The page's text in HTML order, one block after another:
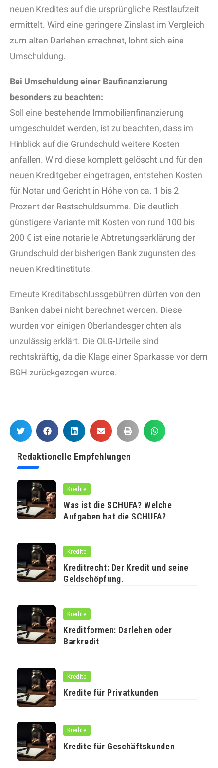
neuen Kredites auf die ursprüngliche Restlaufzeit
ermittelt. Wird eine geringere Zinslast im Vergleich
zum alten Darlehen errechnet, lohnt sich eine
Umschuldung.
Bei Umschuldung einer Baufinanzierung
besonders zu beachten:
Soll eine bestehende Immobilienfinanzierung
umgeschuldet werden, ist zu beachten, dass im
Hinblick auf die Grundschuld weitere Kosten
anfallen. Wird diese komplett gelöscht und für den
neuen Kreditgeber eingetragen, entstehen Kosten
für Notar und Gericht in Höhe von ca. 1 bis 2
Prozent der Restschuldsumme. Die deutlich
günstigere Variante mit Kosten von rund 100 bis
200 € ist eine notarielle Abtretungserklärung der
Grundschuld der bisherigen Bank zugunsten des
neuen Kreditinstituts.
Erneute Kreditabschlussgebühren dürfen von den
Banken dabei nicht berechnet werden. Diese
wurden von einigen Oberlandesgerichten als
unzulässig erklärt. Die OLG-Urteile sind
rechtskräftig, da die Klage einer Sparkasse vor dem
BGH zurückgezogen wurde.
Redaktionelle Empfehlungen
Kredite
Was ist die SCHUFA? Welche
Aufgaben hat die SCHUFA?
Kredite
Kreditrecht: Der Kredit und seine
Geldschöpfung.
Kredite
Kreditformen: Darlehen oder
Barkredit
Kredite
Kredite für Privatkunden
Kredite
Kredite für Geschäftskunden